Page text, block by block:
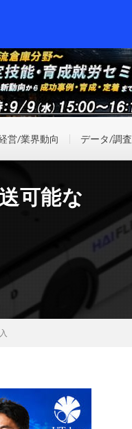
営/業界動向 データ/調査
可能な